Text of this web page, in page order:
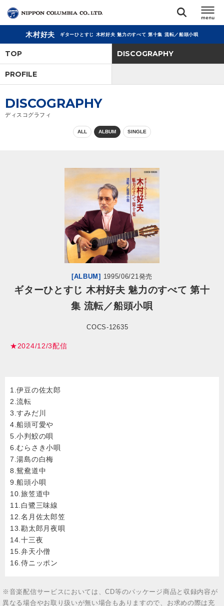
アーティスト
木村好夫 ギターひとすじ 木村好夫 魅力のすべて 第十集 流転／船頭小唄
TOP DISCOGRAPHY
PROFILE
DISCOGRAPHY
ディスコグラフィ
ALL ALBUM SINGLE
[ALBUM] 1995/06/21発売
ギターひとすじ 木村好夫 魅力のすべて 第十
集 流転／船頭小唄
COCS-12635
★2024/12/3配信
1.伊豆の佐太郎
2.流転
3.すみだ川
4.船頭可愛や
5.小判鮫の唄
6.むらさき小唄
7.湯島の白梅
8.鴛鴦道中
9.船頭小唄
10.旅笠道中
11.白鷺三味線
12.名月佐太郎笠
13.勘太郎月夜唄
14.十三夜
15.弁天小僧
16.侍ニッポン
※音楽配信サービスにおいては、CD等のパッケージ商品と収録内容が
異なる場合やお取り扱いが無い場合もありますので、お求めの際は充